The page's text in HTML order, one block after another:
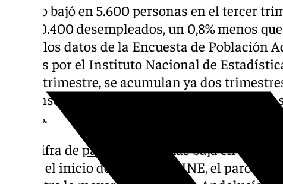
El paro bajó en 5.600 personas en el tercer
los 670.400 desempleados, un 0,8% menos
según los datos de la Encuesta de Población
viernes por el Instituto Nacional de
tercer trimestre, se acumulan ya dos
descensos en el desempleo en la región y la
16,06%.
Esta cifra de parados
es la más baja en un
Desde el inicio de la serie del INE, el paro ha